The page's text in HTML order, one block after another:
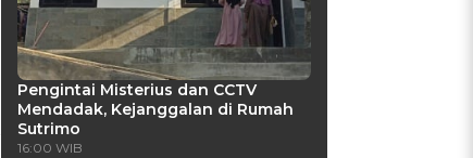
Pengintai Misterius dan CCTV
Mendadak, Kejanggalan di Rumah
Sutrimo
16:00 WIB